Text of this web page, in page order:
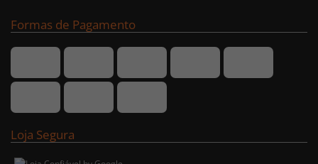
Formas de Pagamento
Loja Segura